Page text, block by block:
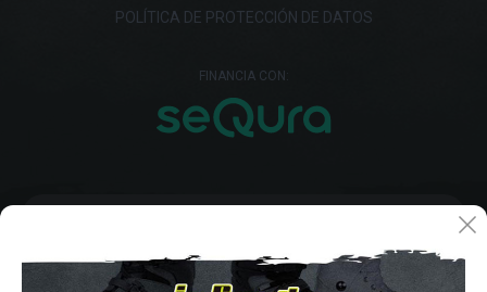
POLÍTICA DE PROTECCIÓN DE DATOS
FINANCIA CON: